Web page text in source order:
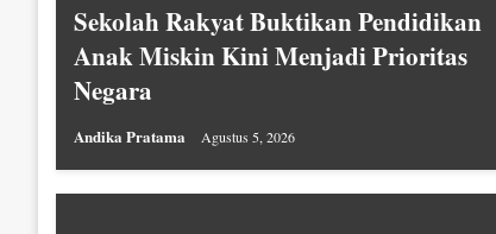
Sekolah Rakyat Buktikan Pendidikan
Anak Miskin Kini Menjadi Prioritas
Negara
Andika Pratama Agustus 5, 2026